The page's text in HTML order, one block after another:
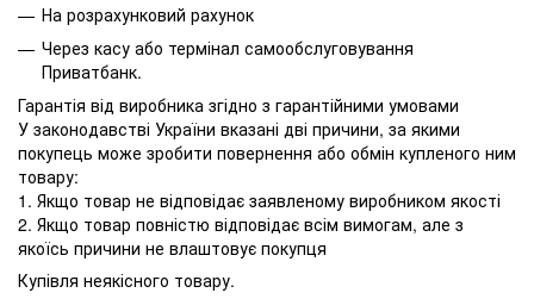
На розрахунковий рахунок
Через касу або термінал самообслуговування
Приватбанк.
Гарантія від виробника згідно з гарантійними умовами
У законодавстві України вказані дві причини, за якими
покупець може зробити повернення або обмін купленого ним
товару:
1. Якщо товар не відповідає заявленому виробником якості
2. Якщо товар повністю відповідає всім вимогам, але з
якоїсь причини не влаштовує покупця
Купівля неякісного товару.